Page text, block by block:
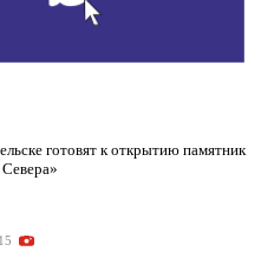
готовят к открытию памятник